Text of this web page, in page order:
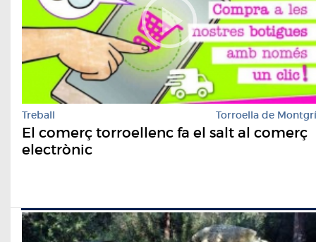
Treball Torroella de Montgrí
El comerç torroellenc fa el salt al comerç
electrònic